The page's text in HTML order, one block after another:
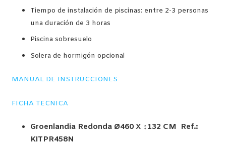
Tiempo de instalación de piscinas: entre 2-3 personas
una duración de 3 horas
Piscina sobresuelo
Solera de hormigón opcional
MANUAL DE INSTRUCCIONES
FICHA TECNICA
Groenlandia Redonda Ø460 X ↕132 CM Ref.:
KITPR458N